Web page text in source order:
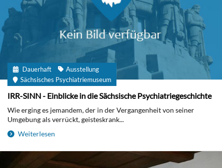
Dauerhaft
Ausstellung
Sächsisches Psychiatriemuseum
IRR-SINN - Einblicke in die Sächsische Psychiatriegeschichte
Wie erging es jemandem, der in der Vergangenheit von seiner
Umgebung als verrückt, geisteskrank...
Weiterlesen